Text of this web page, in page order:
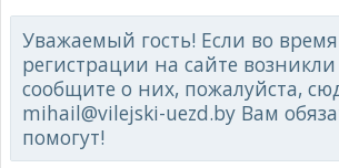
Уважаемый гость! Если во время
регистрации на сайте
сообщите о них, пожалуйста,
mihail@vilejski-uezd.by Вам
помогут!